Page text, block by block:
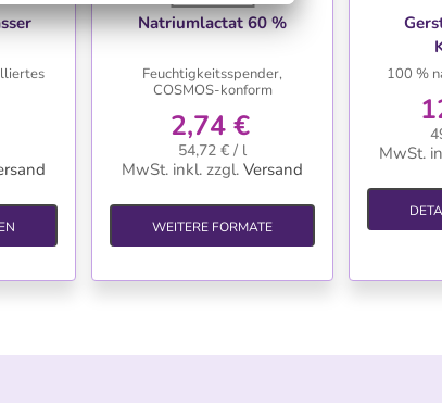
WUNSCHLISTE
Natriumlactat 60 %
Feuchtigkeitsspender,
COSMOS-konform
2,74 €
54,72 € / l
MwSt. inkl. zzgl. Versand
WEITERE FORMATE
100 %
MwSt.